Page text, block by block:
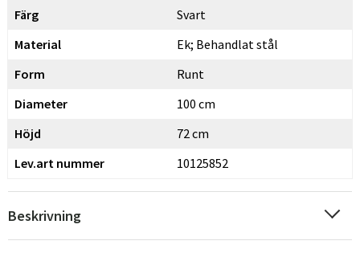
Färg
Svart
Material
Ek; Behandlat stål
Form
Runt
Diameter
100 cm
Höjd
72 cm
Lev.art nummer
10125852
Beskrivning